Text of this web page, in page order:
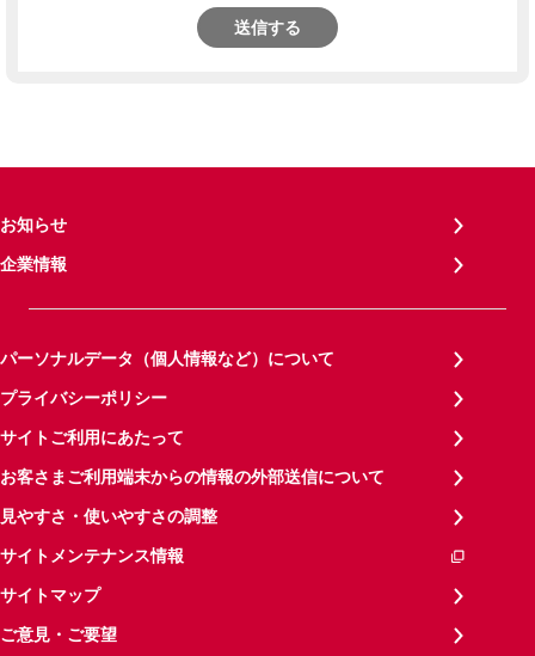
送信する
お知らせ
企業情報
パーソナルデータ（個人情報など）について
プライバシーポリシー
サイトご利用にあたって
お客さまご利用端末からの情報の外部送信について
見やすさ・使いやすさの調整
サイトメンテナンス情報
サイトマップ
ご意見・ご要望